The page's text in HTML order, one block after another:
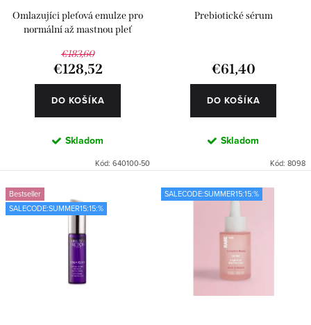
k
d
Omlazujíci pleťová emulze pro
normální až mastnou pleť
€183,60
€128,52
DO KOŠÍKA
Skladom
Kód: 640100-50
Prebiotické sérum
€61,40
DO KOŠÍKA
Skladom
Kód: 8098
Bestseller
SALECODE:SUMMER15:15:%
SALECODE:SUMMER15:15:%